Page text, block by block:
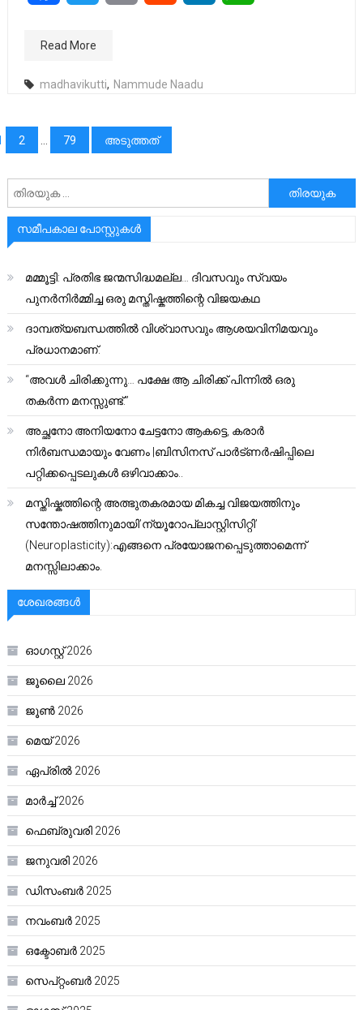
Read More
madhavikutti, Nammude Naadu
2 79 അടുത്തത്
അനേഷിക്കുക
സമീപകാല പോസ്റ്റുകൾ
മമ്മൂട്ടി: പ്രതിഭ ജന്മസിദ്ധമല്ല… ദിവസവും സ്വയം
പുനർനിർമ്മിച്ച ഒരു മസ്തിഷ്കത്തിന്റെ വിജയകഥ
ദാമ്പത്യബന്ധത്തിൽ വിശ്വാസവും ആശയവിനിമയവും
പ്രധാനമാണ്.
“അവൾ ചിരിക്കുന്നു… പക്ഷേ ആ ചിരിക്ക് പിന്നിൽ ഒരു
തകർന്ന മനസ്സുണ്ട്.”
അച്ഛനോ അനിയനോ ചേട്ടനോ ആകട്ടെ, കരാർ
നിർബന്ധമായും വേണം |ബിസിനസ് പാർട്ണർഷിപ്പിലെ
പറ്റിക്കപ്പെടലുകൾ ഒഴിവാക്കാം..
മസ്തിഷ്കത്തിന്റെ അത്ഭുതകരമായ മികച്ച വിജയത്തിനും
സന്തോഷത്തിനുമായി’ന്യൂറോപ്ലാസ്റ്റിസിറ്റി’
(Neuroplasticity):എങ്ങനെ പ്രയോജനപ്പെടുത്താമെന്ന്
മനസ്സിലാക്കാം.
ശേഖരങ്ങൾ
ഓഗസ്റ്റ്‌ 2026
ജൂലൈ 2026
ജൂൺ 2026
മെയ്‌ 2026
ഏപ്രിൽ 2026
മാർച്ച്‌ 2026
ഫെബ്രുവരി 2026
ജനുവരി 2026
ഡിസംബർ 2025
നവംബർ 2025
ഒക്ടോബർ 2025
സെപ്റ്റംബർ 2025